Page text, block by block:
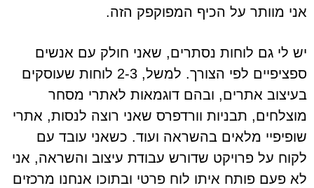
אני מוותר על הכיף המפוקפק הזה.
יש לי גם לוחות נסתרים, שאני חולק עם אנשים
ספציפיים לפי הצורך. למשל, 2-3 לוחות שעוסקים
בעיצוב אתרים, ובהם דוגמאות לאתרי מסחר
מוצלחים, תבניות וורדפרס שאני רוצה לנסות, אתרי
שופיפיי מלאים בהשראה ועוד. כשאני עובד עם
לקוח על פרויקט שדורש עבודת עיצוב והשראה, אני
לא פעם פותח איתו לוח פרטי ובתוכו אנחנו מרכזים